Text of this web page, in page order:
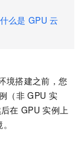
什么是 GPU 云
境搭建之前，您
（非 GPU 实
在 GPU 实例上